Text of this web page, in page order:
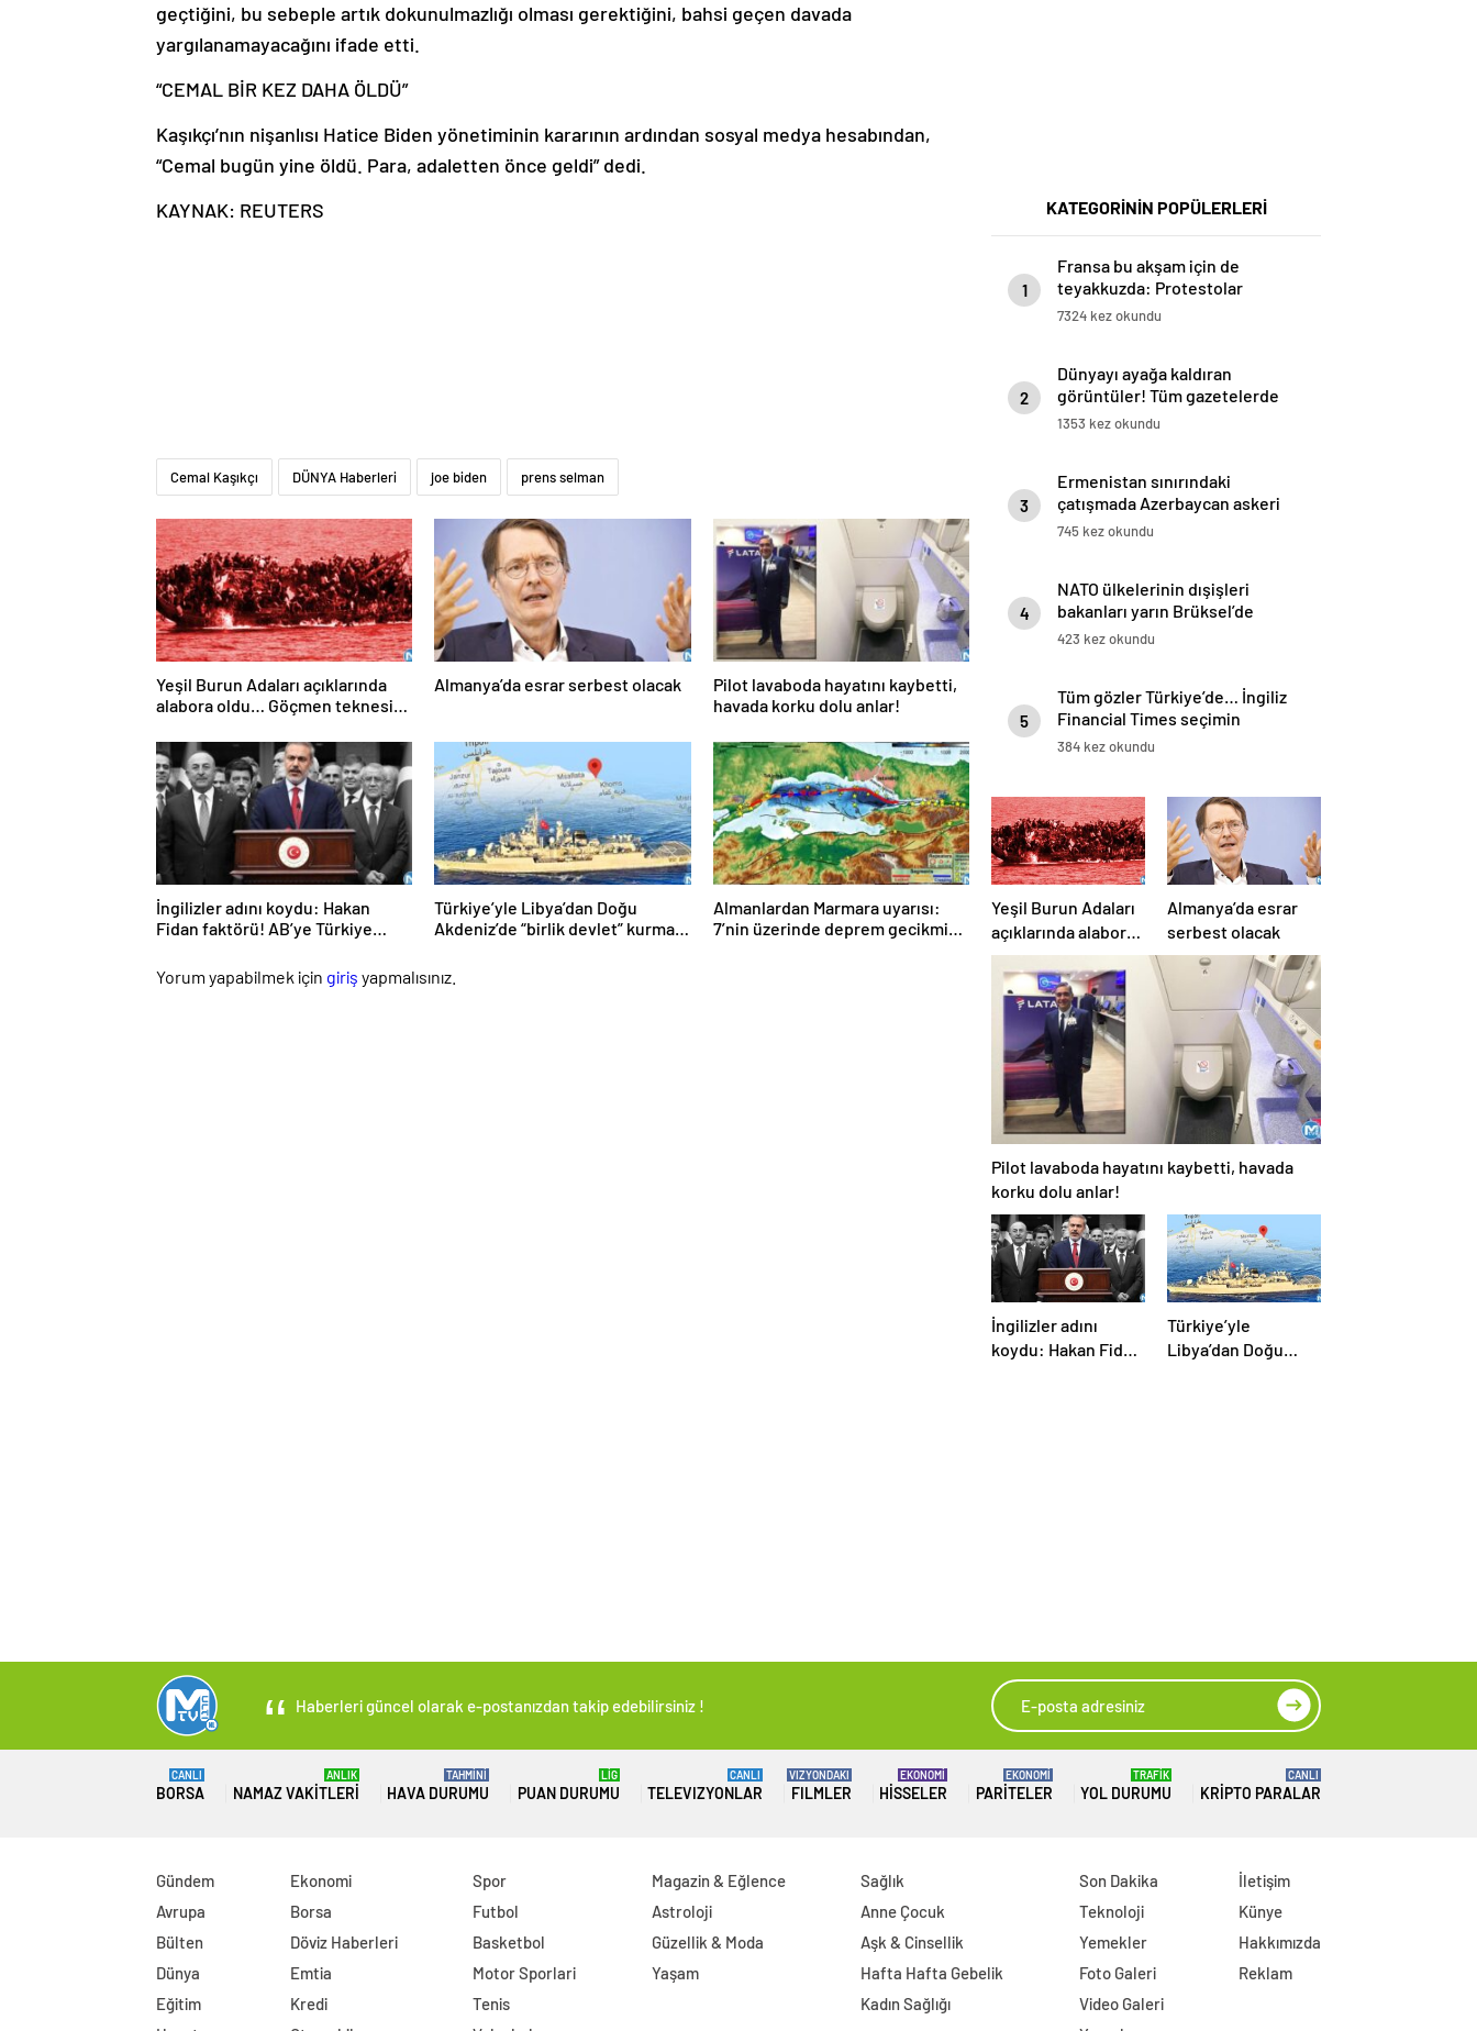
geçtiğini, bu sebeple artık dokunulmazlığı olması gerektiğini, bahsi geçen davada
yargılanamayacağını ifade etti.
“CEMAL BİR KEZ DAHA ÖLDÜ”
Kaşıkçı’nın nişanlısı Hatice Biden yönetiminin kararının ardından sosyal medya hesabından,
“Cemal bugün yine öldü. Para, adaletten önce geldi” dedi.
KAYNAK: REUTERS
Cemal Kaşıkçı DÜNYA Haberleri joe biden prens selman
Yeşil Burun Adaları açıklarında
alabora oldu… Göçmen teknesi
Almanya’da esrar serbest olacak
Pilot lavaboda hayatını kaybetti,
havada korku dolu anlar!
İngilizler adını koydu: Hakan
Fidan faktörü! AB’ye Türkiye
Türkiye’yle Libya’dan Doğu
Akdeniz’de “birlik devlet” kurma
Almanlardan Marmara uyarısı:
7’nin üzerinde deprem gecikmiş
Yorum yapabilmek için giriş yapmalısınız.
KATEGORİNİN POPÜLERLERİ
1
Fransa bu akşam için de
teyakkuzda: Protestolar
nedeniyle 45 bin kolluk kuvveti
7324 kez okundu
2
Dünyayı ayağa kaldıran
görüntüler! Tüm gazetelerde
manşet…
1353 kez okundu
3
Ermenistan sınırındaki
çatışmada Azerbaycan askeri
şehit oldu
745 kez okundu
4
NATO ülkelerinin dışişleri
bakanları yarın Brüksel’de
toplanacak
423 kez okundu
5
Tüm gözler Türkiye’de… İngiliz
Financial Times seçimin
favorisini açıkladı
384 kez okundu
Yeşil Burun Adaları
açıklarında alabora
oldu… Göçmen
teknesi faciası: 63
ölü
Almanya’da esrar
serbest olacak
Pilot lavaboda hayatını kaybetti, havada
korku dolu anlar!
İngilizler adını
koydu: Hakan Fidan
Türkiye’yle
Libya’dan Doğu
Haberleri güncel olarak e-postanızdan takip edebilirsiniz !
BORSA
CANLI
NAMAZ VAKITLERI
ANLIK
HAVA DURUMU
TAHMİNİ
PUAN DURUMU
LİG
TELEVIZYONLAR
CANLI
FILMLER
VIZYONDAKI
HISSELER
EKONOMİ
PARITELER
EKONOMİ
YOL DURUMU
TRAFİK
KRIPTO PARALAR
CANLI
Gündem
Avrupa
Bülten
Dünya
Eğitim
Ekonomi
Borsa
Döviz Haberleri
Emtia
Kredi
Spor
Futbol
Basketbol
Motor Sporlari
Tenis
Magazin & Eğlence
Astroloji
Güzellik & Moda
Yaşam
Sağlık
Anne Çocuk
Aşk & Cinsellik
Hafta Hafta Gebelik
Kadın Sağlığı
Son Dakika
Teknoloji
Yemekler
Foto Galeri
Video Galeri
İletişim
Künye
Hakkımızda
Reklam